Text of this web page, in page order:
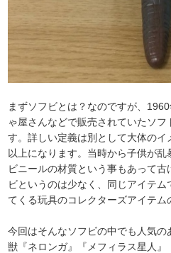
まずソフビとは？なのですが、
ゃ屋さんなどで販売されていたソフ
す。詳しい定義は別として大体のイ
以上になります。当時から子供が
ビニールの材質という事もあって
ビというのは少なく、同じアイテ
てくる玩具のコレクターズアイテム
今回はそんなソフビの中でも人気
獣『ネロンガ』『メフィラス星人